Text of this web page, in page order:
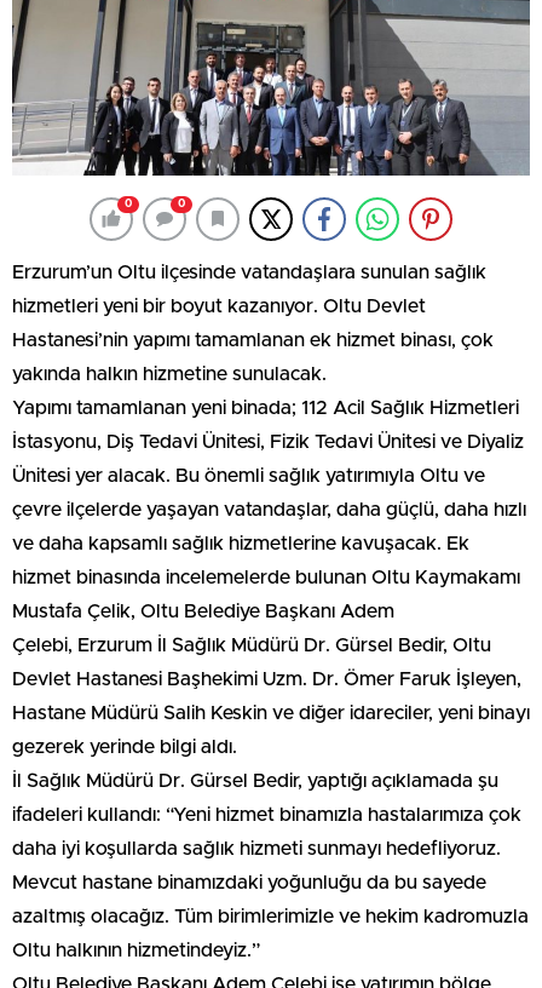
0 0
Erzurum’un Oltu ilçesinde vatandaşlara sunulan sağlık
hizmetleri yeni bir boyut kazanıyor. Oltu Devlet
Hastanesi’nin yapımı tamamlanan ek hizmet binası, çok
yakında halkın hizmetine sunulacak.
Yapımı tamamlanan yeni binada; 112 Acil Sağlık Hizmetleri
İstasyonu, Diş Tedavi Ünitesi, Fizik Tedavi Ünitesi ve Diyaliz
Ünitesi yer alacak. Bu önemli sağlık yatırımıyla Oltu ve
çevre ilçelerde yaşayan vatandaşlar, daha güçlü, daha hızlı
ve daha kapsamlı sağlık hizmetlerine kavuşacak. Ek
hizmet binasında incelemelerde bulunan Oltu Kaymakamı
Mustafa Çelik, Oltu Belediye Başkanı Adem
Çelebi, Erzurum İl Sağlık Müdürü Dr. Gürsel Bedir, Oltu
Devlet Hastanesi Başhekimi Uzm. Dr. Ömer Faruk İşleyen,
Hastane Müdürü Salih Keskin ve diğer idareciler, yeni binayı
gezerek yerinde bilgi aldı.
İl Sağlık Müdürü Dr. Gürsel Bedir, yaptığı açıklamada şu
ifadeleri kullandı: “Yeni hizmet binamızla hastalarımıza çok
daha iyi koşullarda sağlık hizmeti sunmayı hedefliyoruz.
Mevcut hastane binamızdaki yoğunluğu da bu sayede
azaltmış olacağız. Tüm birimlerimizle ve hekim kadromuzla
Oltu halkının hizmetindeyiz.”
Oltu Belediye Başkanı Adem Çelebi ise yatırımın bölge